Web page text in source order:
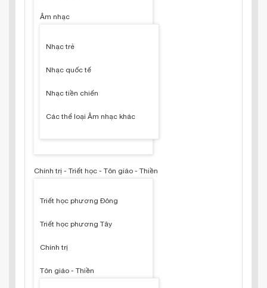
Âm nhạc
Nhạc trẻ
Nhạc quốc tế
Nhạc tiền chiến
Các thể loại Âm nhạc khác
Chính trị - Triết học - Tôn giáo - Thiền
Triết học phương Đông
Triết học phương Tây
Chính trị
Tôn giáo - Thiền